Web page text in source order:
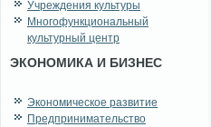
Учреждения культуры
Многофункциональный
культурный центр
ЭКОНОМИКА И БИЗНЕС
Экономическое развитие
Предпринимательство